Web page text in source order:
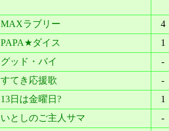
MAXラブリー
4
PAPA★ダイス
1
グッド・バイ
-
すてき応援歌
-
13日は金曜日?
1
いとしのご主人サマ
-